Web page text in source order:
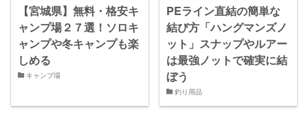
【宮城県】無料・格安キ
ャンプ場２７選！ソロキ
ャンプや冬キャンプも楽
しめる
キャンプ場
PEライン直結の簡単な
結び方「ハングマンズノ
ット」スナップやルアー
は最強ノットで確実に結
ぼう
釣り用品